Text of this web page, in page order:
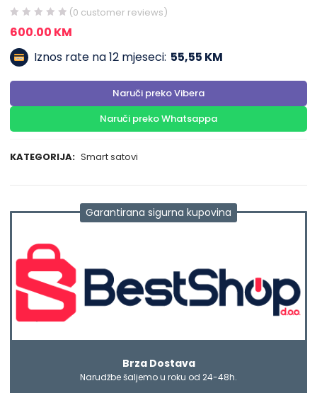
(0 customer reviews)
600.00 KM
Iznos rate na 12 mjeseci: 55,55 KM
Naruči preko Vibera
Naruči preko Whatsappa
KATEGORIJA: Smart satovi
Garantirana sigurna kupovina
Brza Dostava
Narudžbe šaljemo u roku od 24-48h.